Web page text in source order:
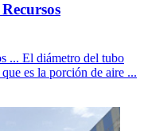
... El diámetro del tubo
es la porción de aire ...